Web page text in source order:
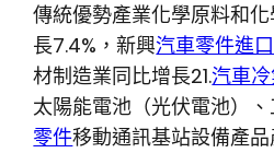
傳統優勢產業化學原料和
長7.4%，新興汽車零件進
材制造業同比增長21.汽車
太陽能電池（光伏電池）
零件移動通訊基站設備產